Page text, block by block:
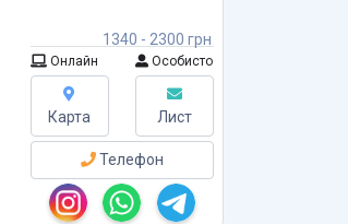
1340 - 2300 грн
Онлайн Особисто
Карта Лист
Телефон